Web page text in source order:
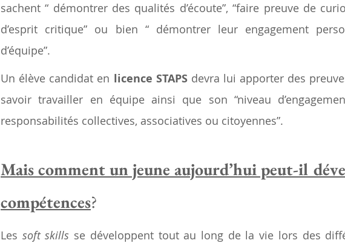
sachent “ démontrer des qualités d’écoute”, “faire preuve de
d’esprit critique” ou bien “ démontrer leur engagement
d’équipe”.
Un élève candidat en licence STAPS devra lui apporter des
savoir travailler en équipe ainsi que son “niveau
responsabilités collectives, associatives ou citoyennes”.
Mais comment un jeune aujourd’hui peut-il
compétences?
Les soft skills se développent tout au long de la vie lors des